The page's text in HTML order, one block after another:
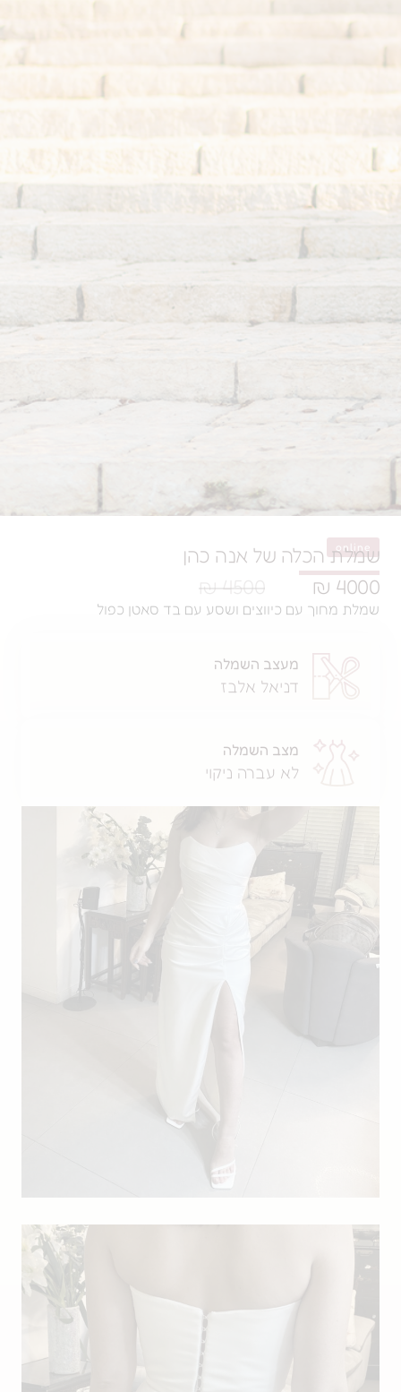
של אנה כהן
4500 ₪
כיווצים ושסע עם בד סאטן כפול
מעצב השמלה
דניאל אלבז
מצב השמלה
לא עברה ניקוי